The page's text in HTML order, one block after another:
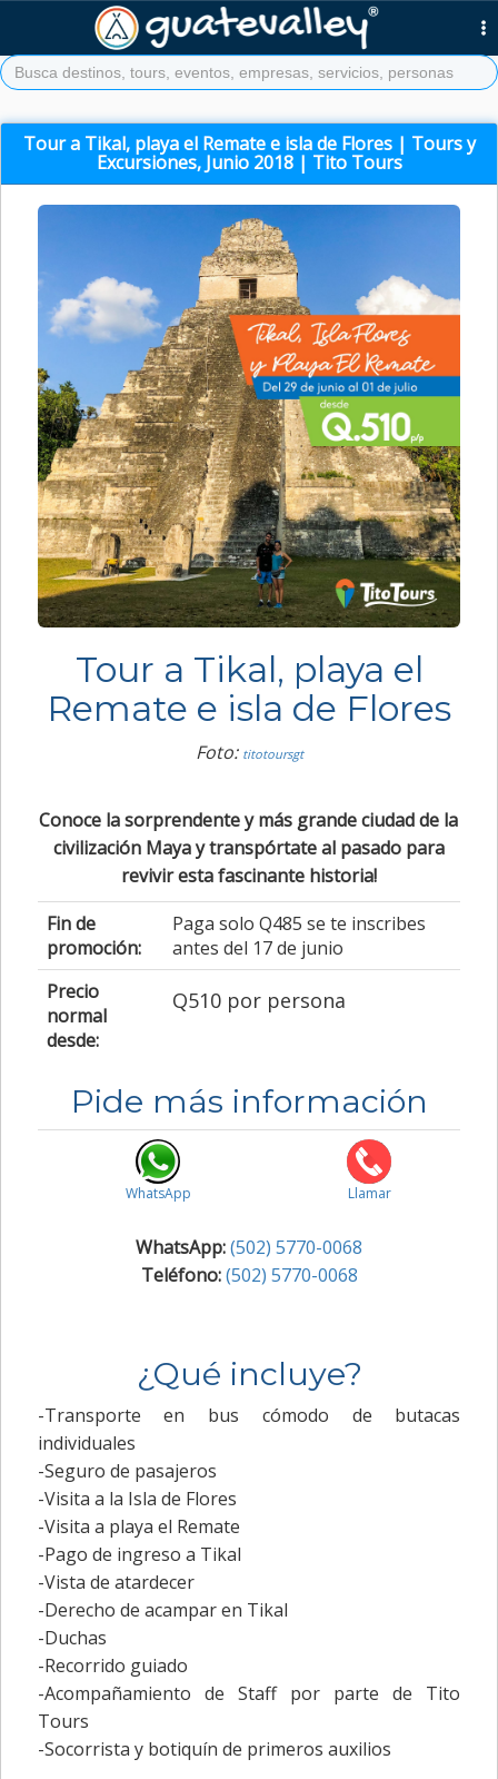
Tour a Tikal, playa el Remate e isla de Flores | Tours y
Excursiones, Junio 2018 | Tito Tours
Tour a Tikal, playa el
Remate e isla de Flores
Foto: titotoursgt
Conoce la sorprendente y más grande ciudad de la
civilización Maya y transpórtate al pasado para
revivir esta fascinante historia!
Fin de
promoción:
Paga solo Q485 se te inscribes
antes del 17 de junio
Precio
normal
desde:
Q510 por persona
Pide más información
WhatsApp Llamar
WhatsApp:(502) 5770-0068
Teléfono: (502) 5770-0068
¿Qué incluye?
-Transporte en bus cómodo de butacas
individuales
-Seguro de pasajeros
-Visita a la Isla de Flores
-Visita a playa el Remate
-Pago de ingreso a Tikal
-Vista de atardecer
-Derecho de acampar en Tikal
-Duchas
-Recorrido guiado
-Acompañamiento de Staff por parte de Tito
Tours
-Socorrista y botiquín de primeros auxilios